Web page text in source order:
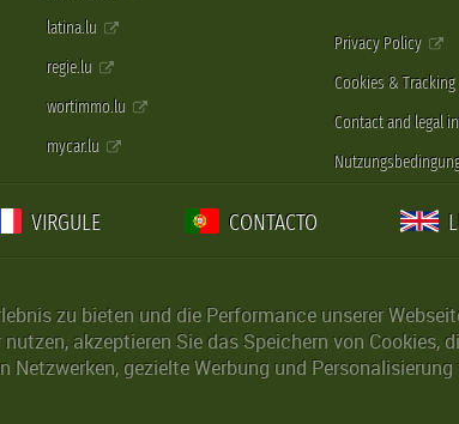
latina.lu
regie.lu
wortimmo.lu
mycar.lu
Privacy Policy
Cookies & Tracking
Contact and legal
VIRGULE CONTACTO
zu bieten und die Performance unserer
akzeptieren Sie das Speichern von
Netzwerken, gezielte Werbung und